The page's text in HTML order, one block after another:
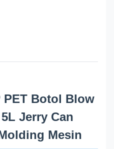
PET Botol Blow
Jerry Can
Mesin